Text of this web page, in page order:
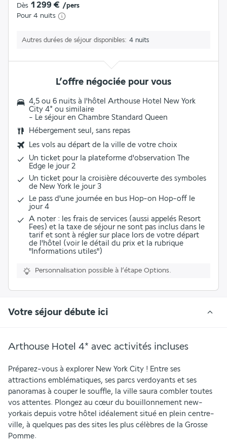
Dès 1 299 € /pers
Pour 4 nuits
Autres durées de séjour disponibles 4 nuits
L’offre négociée pour vous
4,5 ou 6 nuits à l'hôtel Arthouse Hotel New York
City 4* ou similaire
- Le séjour en Chambre Standard Queen
Hébergement seul, sans repas
Les vols au départ de la ville de votre choix
Un ticket pour la plateforme d'observation The
Edge le jour 2
Un ticket pour la croisière découverte des symboles
de New York le jour 3
Le pass d'une journée en bus Hop-on Hop-off le
jour 4
A noter : les frais de services (aussi appelés Resort
Fees) et la taxe de séjour ne sont pas inclus dans le
tarif et sont à régler sur place lors de votre départ
de l'hôtel (voir le détail du prix et la rubrique
"Informations utiles")
Personnalisation possible à l’étape Options.
Votre séjour débute ici
Arthouse Hotel 4* avec activités incluses
Préparez-vous à explorer New York City ! Entre ses
attractions emblématiques, ses parcs verdoyants et ses
panoramas à couper le souffle, la ville saura combler toutes
vos attentes. Plongez au cœur du bouillonnement new-
yorkais depuis votre hôtel idéalement situé en plein centre-
ville, à quelques pas des sites les plus célèbres de la Grosse
Pomme.